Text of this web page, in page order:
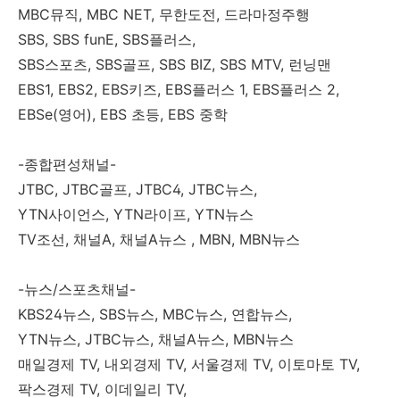
MBC뮤직, MBC NET, 무한도전, 드라마정주행
SBS, SBS funE, SBS플러스,
SBS스포츠, SBS골프, SBS BIZ, SBS MTV, 런닝맨
EBS1, EBS2, EBS키즈, EBS플러스 1, EBS플러스 2,
EBSe(영어), EBS 초등, EBS 중학
-종합편성채널-
JTBC, JTBC골프, JTBC4, JTBC뉴스,
YTN사이언스, YTN라이프, YTN뉴스
TV조선, 채널A, 채널A뉴스 , MBN, MBN뉴스
-뉴스/스포츠채널-
KBS24뉴스, SBS뉴스, MBC뉴스, 연합뉴스,
YTN뉴스, JTBC뉴스, 채널A뉴스, MBN뉴스
매일경제 TV, 내외경제 TV, 서울경제 TV, 이토마토 TV,
팍스경제 TV, 이데일리 TV,